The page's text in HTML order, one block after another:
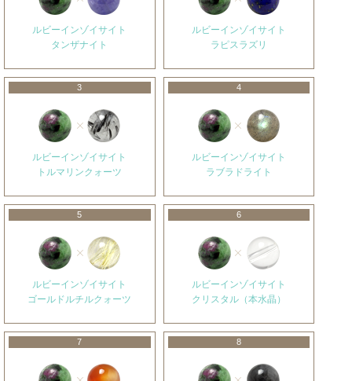
ルビーインゾイサイト
タンザナイト
ルビーインゾイサイト
ラピスラズリ
3
ルビーインゾイサイト
トルマリンクォーツ
4
ルビーインゾイサイト
ラブラドライト
5
ルビーインゾイサイト
ゴールドルチルクォーツ
6
ルビーインゾイサイト
クリスタル（本水晶）
7 8